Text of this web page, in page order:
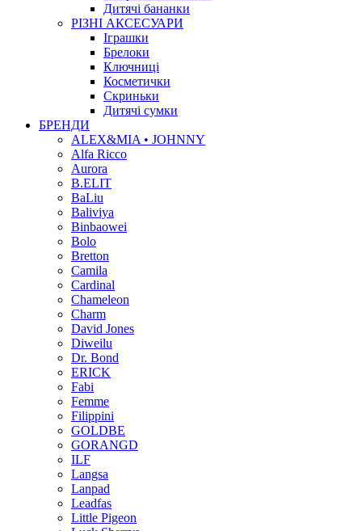
Дитячі бананки
РІЗНІ АКСЕСУАРИ
Іграшки
Брелоки
Ключниці
Косметички
Скриньки
Дитячі сумки
БРЕНДИ
ALEX&MIA • JOHNNY
Alfa Ricco
Aurora
B.ELIT
BaLiu
Baliviya
Binbaowei
Bolo
Bretton
Camila
Cardinal
Chameleon
Charm
David Jones
Diweilu
Dr. Bond
ERICK
Fabi
Femme
Filippini
GOLDBE
GORANGD
ILF
Langsa
Lanpad
Leadfas
Little Pigeon